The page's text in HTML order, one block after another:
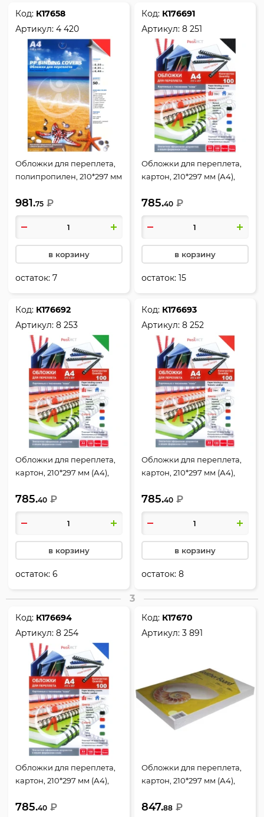
Код: К17658
Артикул:4 420
Обложки для переплета,
полипропилен, 210*297 мм
шт, РеалИСТ
981.75 ₽
в корзину
остаток:7
Код: К176691
Артикул:8 251
Обложки для переплета,
картон, 210*297 мм (А4),
фактура кожа, 100 шт,
РеалИСТ
785.40 ₽
в корзину
остаток:15
Код: К176692
Артикул:8 253
Обложки для переплета,
картон, 210*297 мм (А4),
фактура кожа, 100 шт,
РеалИСТ
785.40 ₽
в корзину
остаток:6
Код: К176693
Артикул:8 252
Обложки для переплета,
картон, 210*297 мм (А4),
фактура кожа, 100 шт,
РеалИСТ
785.40 ₽
в корзину
остаток:8
3
Код: К176694
Артикул:8 254
Обложки для переплета,
картон, 210*297 мм (А4),
кожа, 100 шт, РеалИСТ
785.40 ₽
Код: К17670
Артикул:3 891
Обложки для переплета,
картон, 210*297 мм (А4),
кожа, 100 шт, РеалИСТ
847.88 ₽